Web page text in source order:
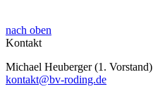
nach oben
Kontakt
Michael Heuberger (1. Vorstand)
kontakt@bv-roding.de